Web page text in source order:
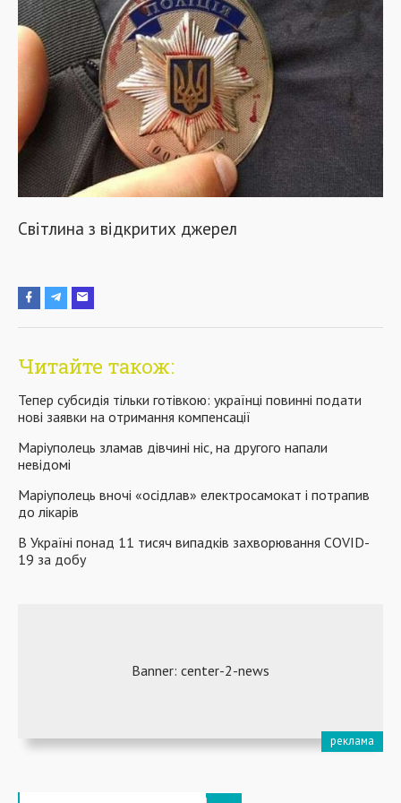
Світлина з відкритих джерел
Читайте також:
Тепер субсидія тільки готівкою: українці повинні подати
нові заявки на отримання компенсації
Маріуполець зламав дівчині ніс, на другого напали
невідомі
Маріуполець вночі «осідлав» електросамокат і потрапив
до лікарів
В Україні понад 11 тисяч випадків захворювання COVID-
19 за добу